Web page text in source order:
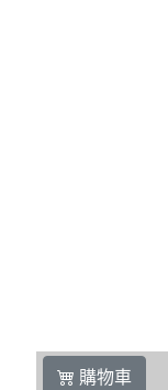
購物車